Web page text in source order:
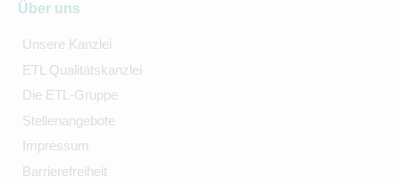
Über uns
Unsere Kanzlei
ETL Qualitätskanzlei
Die ETL-Gruppe
Stellenangebote
Impressum
Barrierefreiheit